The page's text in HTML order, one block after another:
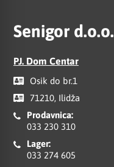
Senigor d.o.o.
PJ. Dom Centar
Osik do br.1
71210, Ilidža
Prodavnica:
033 230 310
Lager:
033 274 605